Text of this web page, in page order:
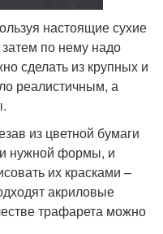
настоящие сухие
по нему надо
сделать из крупных и
реалистичным, а
из цветной бумаги
нужной формы, и
их красками –
акриловые
трафарета можно